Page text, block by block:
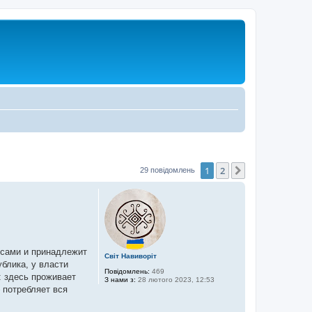
29 повідомлень 1 2
Світ Навиворіт
Повідомлень: 469
З нами з: 28 лютого 2023, 12:53
и принадлежит
у власти
проживает
вся